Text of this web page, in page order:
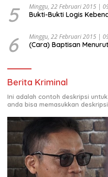
5 Minggu, 22 Februari 2015 |
Bukti-Bukti Logis
6 Minggu, 22 Februari 2015 |
(Cara) Baptisan
Berita Kriminal
Ini adalah contoh deskripsi
anda bisa memasukkan